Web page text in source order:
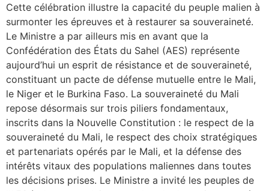
Cette célébration illustre la capacité du peuple malien à
surmonter les épreuves et à restaurer sa souveraineté.
Le Ministre a par ailleurs mis en avant que la
Confédération des États du Sahel (AES) représente
aujourd’hui un esprit de résistance et de souveraineté,
constituant un pacte de défense mutuelle entre le Mali,
le Niger et le Burkina Faso. La souveraineté du Mali
repose désormais sur trois piliers fondamentaux,
inscrits dans la Nouvelle Constitution : le respect de la
souveraineté du Mali, le respect des choix stratégiques
et partenariats opérés par le Mali, et la défense des
intérêts vitaux des populations maliennes dans toutes
les décisions prises. Le Ministre a invité les peuples de